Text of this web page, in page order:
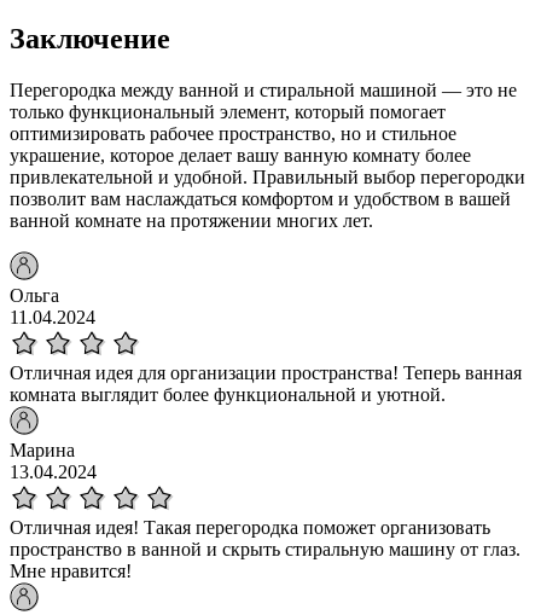
Заключение
Перегородка между ванной и стиральной машиной — это не
только функциональный элемент, который помогает
оптимизировать рабочее пространство, но и стильное
украшение, которое делает вашу ванную комнату более
привлекательной и удобной. Правильный выбор перегородки
позволит вам наслаждаться комфортом и удобством в вашей
ванной комнате на протяжении многих лет.
Ольга
11.04.2024
Отличная идея для организации пространства! Теперь ванная
комната выглядит более функциональной и уютной.
Марина
13.04.2024
Отличная идея! Такая перегородка поможет организовать
пространство в ванной и скрыть стиральную машину от глаз.
Мне нравится!